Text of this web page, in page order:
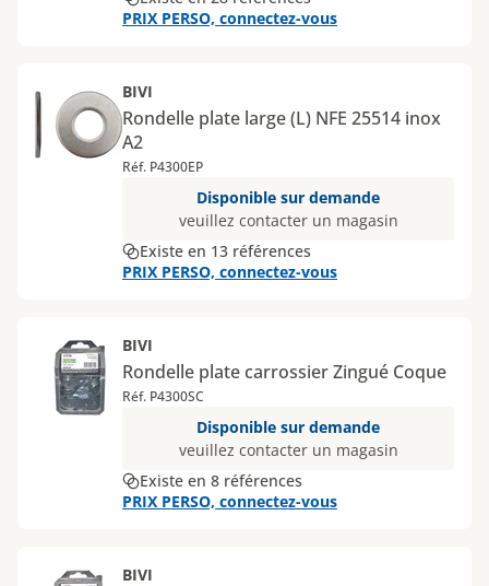
PRIX PERSO, connectez-vous
BIVI
Rondelle plate large (L) NFE 25514 inox
A2
Réf. P4300EP
Disponible sur demande
veuillez contacter un magasin
Existe en 13 références
PRIX PERSO, connectez-vous
BIVI
Rondelle plate carrossier Zingué Coque
Réf. P4300SC
Disponible sur demande
veuillez contacter un magasin
Existe en 8 références
PRIX PERSO, connectez-vous
BIVI